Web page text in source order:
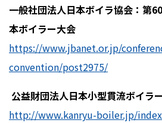
一般社団法人日本ボイラ協会：第60
本ボイラー大会
https://www.jbanet.or.jp/
convention/post2975/
公益財団法人日本小型貫流ボイラ
http://www.kanryu-boiler.jp/